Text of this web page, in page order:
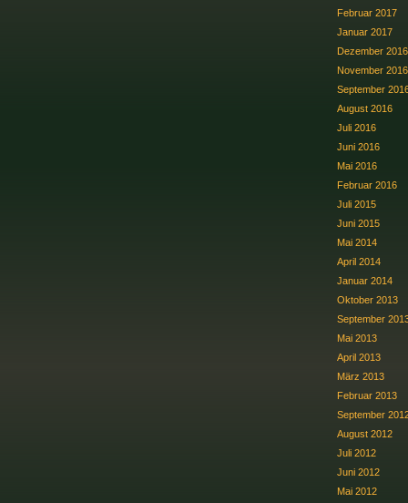
Februar 2017
Januar 2017
Dezember 2016
November 2016
September
August 2016
Juli 2016
Juni 2016
Mai 2016
Februar 2016
Juli 2015
Juni 2015
Mai 2014
April 2014
Januar 2014
Oktober 2013
September
Mai 2013
April 2013
März 2013
Februar 2013
September
August 2012
Juli 2012
Juni 2012
Mai 2012